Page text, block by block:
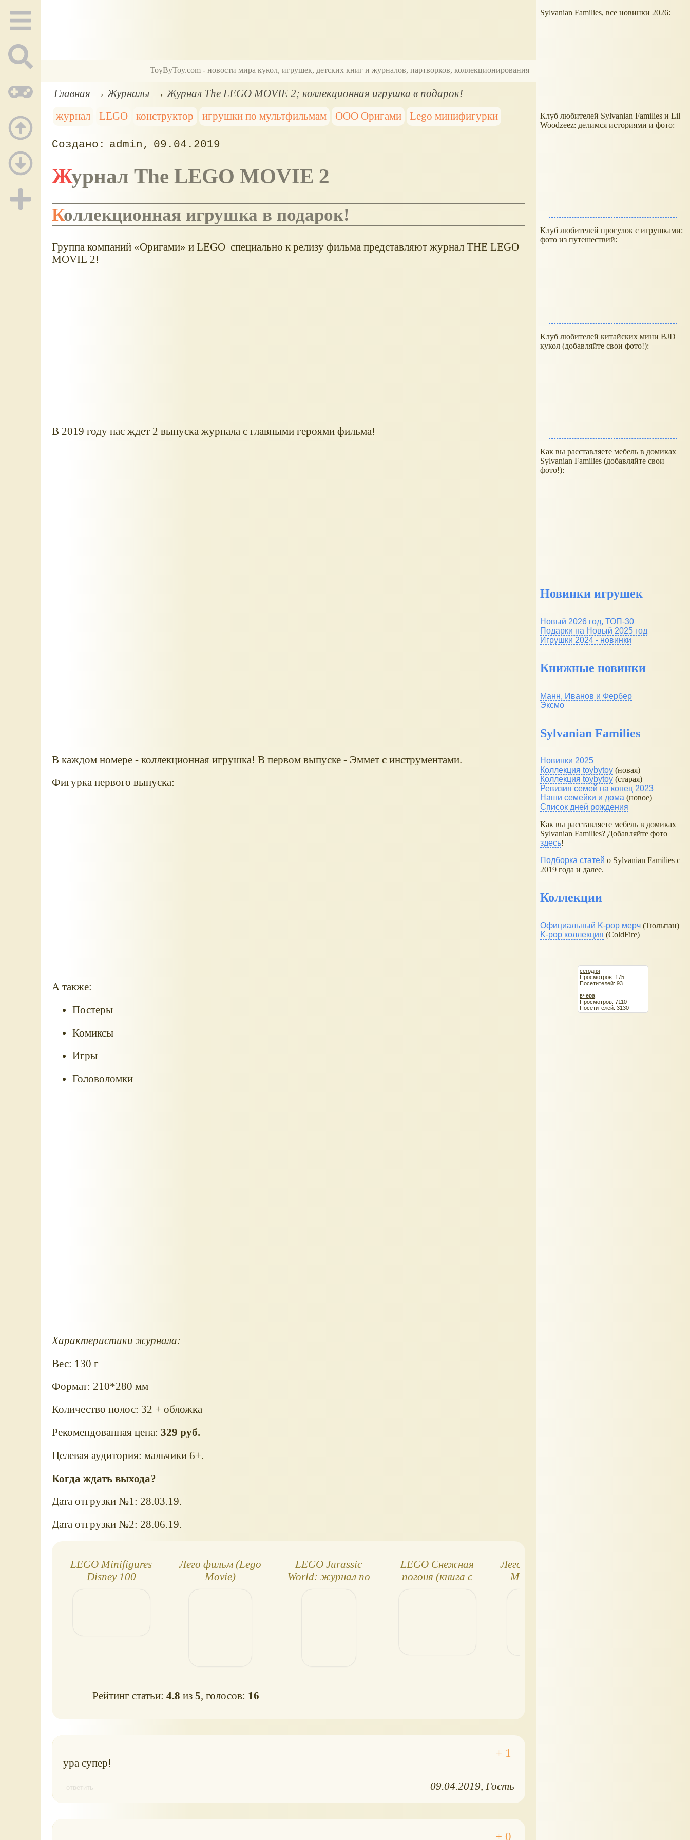
ToyByToy.com - новости мира кукол, игрушек, детских книг и журналов, партворков, коллекционирования
Главная Журналы
Журнал The LEGO MOVIE 2; коллекционная игрушка в подарок!
журнал
LEGO конструктор игрушки по мультфильмам ООО Оригами Lego минифигурки
admin 09.04.2019
Журнал The LEGO MOVIE 2
Коллекционная игрушка в подарок!
Группа компаний «Оригами» и LEGO специально к релизу фильма представляют журнал THE LEGO
MOVIE 2!
В 2019 году нас ждет 2 выпуска журнала с главными героями фильма!
В каждом номере - коллекционная игрушка! В первом выпуске - Эммет с инструментами.
Фигурка первого выпуска:
А также:
Постеры
Комиксы
Игры
Головоломки
Характеристики журнала:
Вес: 130 г
Формат: 210*280 мм
Количество полос: 32 + обложка
Рекомендованная цена: 329 руб.
Целевая аудитория: мальчики 6+.
Когда ждать выхода?
Дата отгрузки №1: 28.03.19.
Дата отгрузки №2: 28.06.19.
LEGO Minifigures
Disney 100
Лего фильм (Lego
Movie)
LEGO Jurassic
World: журнал по
LEGO Снежная
погоня (книга с
Лего фильм 2 (Lego
Movie 2): серия
Рейтинг статьи:4.8 из5 , голосов: 16
ура супер!
ответить 09.04.2019 Гость
Sylvanian Families, все новинки 2026:
Клуб любителей Sylvanian Families и Lil
Woodzeez: делимся историями и фото:
Клуб любителей прогулок с игрушками:
фото из путешествий:
Клуб любителей китайских мини BJD
кукол (добавляйте свои фото!):
Как вы расставляете мебель в домиках
Sylvanian Families (добавляйте свои
фото!):
Новинки игрушек
Новый 2026 год, ТОП-30
Подарки на Новый 2025 год
Игрушки 2024 - новинки
Книжные новинки
Манн, Иванов и Фербер
Эксмо
Sylvanian Families
Новинки 2025
Коллекция toybytoy (новая)
Коллекция toybytoy (старая)
Ревизия семей на конец 2023
Наши семейки и дома (новое)
Список дней рождения
Как вы расставляете мебель в домиках
Sylvanian Families? Добавляйте фото
здесь!
Подборка статей о Sylvanian Families с
2019 года и далее.
Коллекции
Официальный K-pop мерч (Тюльпан)
K-pop коллекция (ColdFire)
сегодня
Просмотров: 175
Посетителей: 93
вчера
Просмотров: 7110
Посетителей: 3130